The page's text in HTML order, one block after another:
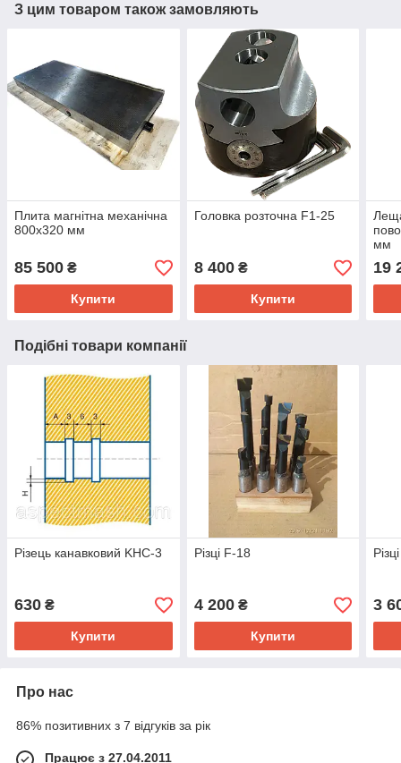
З цим товаром також замовляють
Плита магнітна механічна
800х320 мм
85 500 ₴
Купити
Головка розточна F1-25
8 400₴
Купити
мм
19
Подібні товари компанії
Різець канавковий KHC-3
630 ₴
Купити
Різці F-18
4 200₴
Купити
3
Про нас
86% позитивних з 7 відгуків за рік
Працює з 27.04.2011